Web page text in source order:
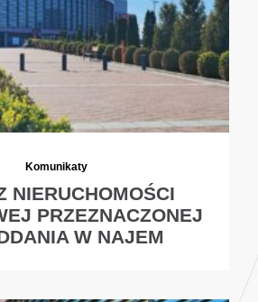
Komunikaty
NIERUCHOMOŚCI
PRZEZNACZONEJ
W NAJEM